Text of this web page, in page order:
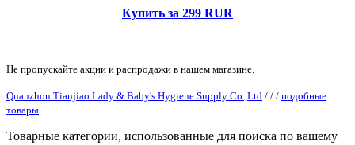
Купить за 299 RUR
Не пропускайте акции и распродажи в нашем магазине.
Quanzhou Tianjiao Lady & Baby's Hygiene Supply Co.,Ltd / / / подобные
товары
Товарные категории, использованные для поиска по вашему